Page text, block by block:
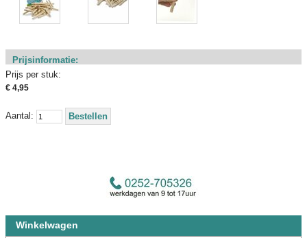
Prijsinformatie:
Prijs per stuk:
€ 4,95
Aantal: Bestellen
Winkelwagen